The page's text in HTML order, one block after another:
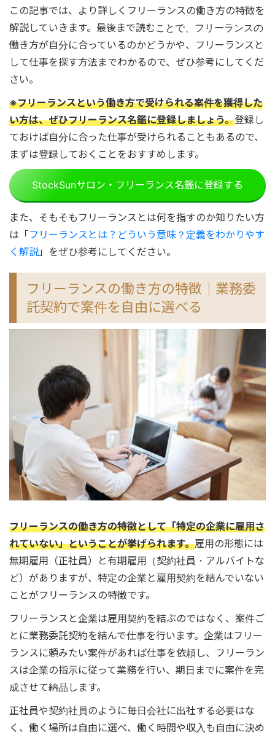
この記事では、より詳しくフリーランスの働き方の特徴を
解説していきます。最後まで読むことで、フリーランスの
働き方が自分に合っているのかどうかや、フリーランスと
して仕事を探す方法までわかるので、ぜひ参考にしてくだ
さい。
※フリーランスという働き方で受けられる案件を獲得した
い方は、ぜひフリーランス名鑑に登録しましょう。登録し
ておけば自分に合った仕事が受けられることもあるので、
まずは登録しておくことをおすすめします。
StockSunサロン・フリーランス名鑑に登録する
また、そもそもフリーランスとは何を指すのか知りたい方
は「フリーランスとは？どういう意味？定義をわかりやす
く解説 」をぜひ参考にしてください。
フリーランスの働き方の特徴｜業務委
託契約で案件を自由に選べる
フリーランスの働き方の特徴として「特定の企業に雇用さ
れていない」ということが挙げられます。雇用の形態には
無期雇用（正社員）と有期雇用（契約社員・アルバイトな
ど）がありますが、特定の企業と雇用契約を結んでいない
ことがフリーランスの特徴です。
フリーランスと企業は雇用契約を結ぶのではなく、案件ご
とに業務委託契約を結んで仕事を行います。企業はフリー
ランスに頼みたい案件があれば仕事を依頼し、フリーラン
スは企業の指示に従って業務を行い、期日までに案件を完
成させて納品します。
正社員や契約社員のように毎日会社に出社する必要はな
く、働く場所は自由に選べ、働く時間や収入も自由に決め